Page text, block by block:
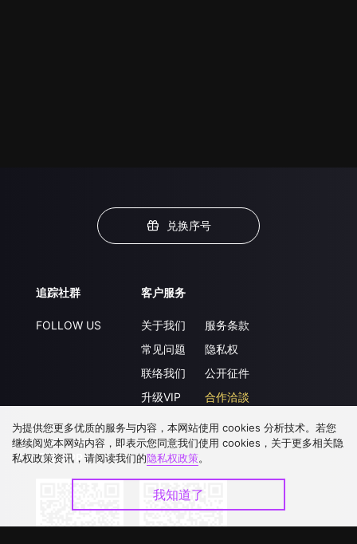
兑换序号
追踪社群
FOLLOW US
客户服务
关于我们
常见问题
联络我们
升级VIP
服务条款
隐私权
公开征件
合作洽談
下载 APP
为提供您更多优质的服务与内容，本网站使用 cookies 分析技术。若您
继续阅览本网站内容，即表示您同意我们使用 cookies，关于更多相关隐
私权政策资讯，请阅读我们的隐私权政策。
我知道了